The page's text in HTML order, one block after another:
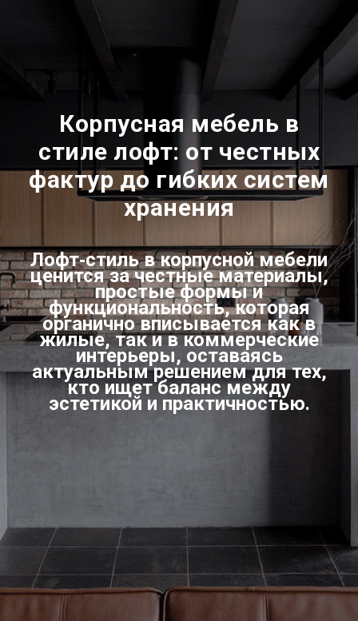
Корпусная мебель в
стиле лофт: от честных
фактур до гибких систем
хранения
Лофт‑стиль в корпусной мебели
ценится за честные материалы,
простые формы и
функциональность, которая
органично вписывается как в
жилые, так и в коммерческие
интерьеры, оставаясь
актуальным решением для тех,
кто ищет баланс между
эстетикой и практичностью.